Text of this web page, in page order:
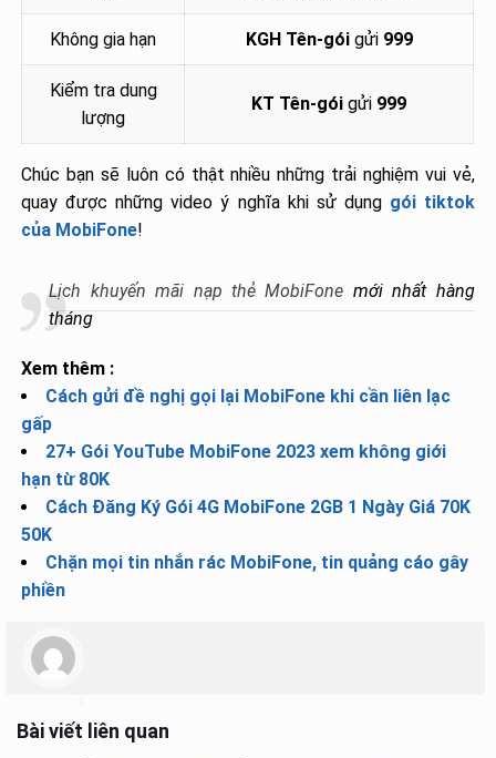
Không gia hạn KGH Tên-góigửi 999
Kiểm tra dung
lượng
KT Tên-gói gửi 999
Chúc bạn sẽ luôn có thật nhiều những trải nghiệm vui vẻ,
quay được những video ý nghĩa khi sử dụng gói tiktok
của MobiFone!
Lịch khuyến mãi nạp thẻ MobiFone mới nhất hàng
tháng
Xem thêm :
Cách gửi đề nghị gọi lại MobiFone khi cần liên lạc
gấp
27+ Gói YouTube MobiFone 2023 xem không giới
hạn từ 80K
Cách Đăng Ký Gói 4G MobiFone 2GB 1 Ngày Giá 70K
50K
Chặn mọi tin nhắn rác MobiFone, tin quảng cáo gây
phiền
Bài viết liên quan